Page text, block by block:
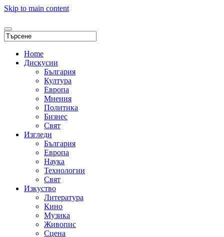
Skip to main content
Home
Дискусии
България
Култура
Европа
Мнения
Политика
Бизнес
Свят
Изгледи
България
Европа
Наука
Технологии
Свят
Изкуство
Литература
Кино
Музика
Живопис
Сцена